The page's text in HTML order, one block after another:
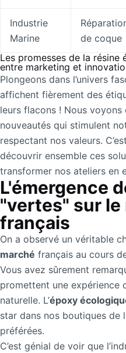
Industrie
Marine
de coque
Les promesses de la résine
entre marketing et
Plongeons dans l’univers
affichent fièrement des
leurs flacons ! Nous voyons
nouveautés qui stimulent
respectant nos valeurs.
découvrir ensemble ces
transformer nos ateliers en
L'émergence
"vertes" sur le
français
On a observé un véritable
marché français au cours
Vous avez sûrement
promettent une expérience
naturelle. L’époxy
star dans nos boutiques de
préférées.
C’est génial de voir que